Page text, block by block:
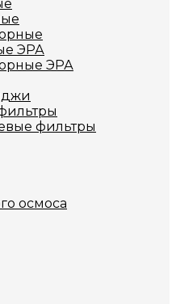
ЭРА
ЭРА
фильтры
осмоса